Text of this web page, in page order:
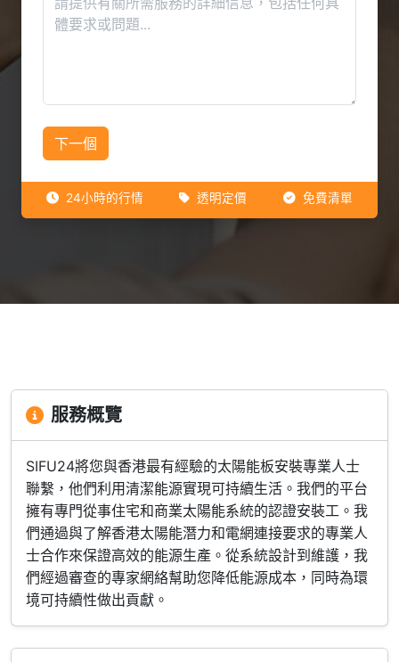
下一個
24小時的行情 透明定價 免費清單
服務概覽
SIFU24將您與香港最有經驗的太陽能板安裝專業人士
聯繫，他們利用清潔能源實現可持續生活。我們的平台
擁有專門從事住宅和商業太陽能系統的認證安裝工。我
們通過與了解香港太陽能潛力和電網連接要求的專業人
士合作來保證高效的能源生產。從系統設計到維護，我
們經過審查的專家網絡幫助您降低能源成本，同時為環
境可持續性做出貢獻。